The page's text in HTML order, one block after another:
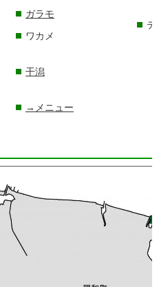
ガラモ
ワカメ
テ
干潟
→メニュー